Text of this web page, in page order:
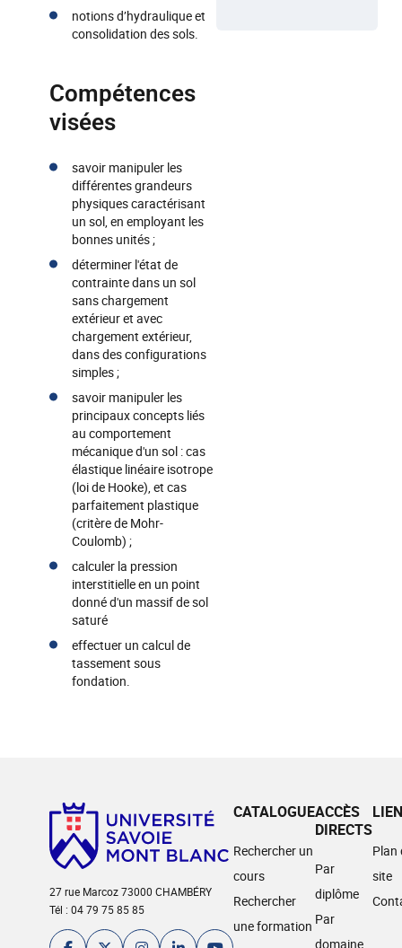
notions d’hydraulique et
consolidation des sols.
Compétences
visées
savoir manipuler les
différentes grandeurs
physiques caractérisant
un sol, en employant les
bonnes unités ;
déterminer l'état de
contrainte dans un sol
sans chargement
extérieur et avec
chargement extérieur,
dans des configurations
simples ;
savoir manipuler les
principaux concepts liés
au comportement
mécanique d'un sol : cas
élastique linéaire isotrope
(loi de Hooke), et cas
parfaitement plastique
(critère de Mohr-
Coulomb) ;
calculer la pression
interstitielle en un point
donné d'un massif de sol
saturé
effectuer un calcul de
tassement sous
fondation.
27 rue Marcoz 73000 CHAMBÉRY
Tél : 04 79 75 85 85
CATALOGUE
Rechercher un
cours
Rechercher
une formation
ACCÈS
DIRECTS
Par
diplôme
Par
domaine
Plan
site